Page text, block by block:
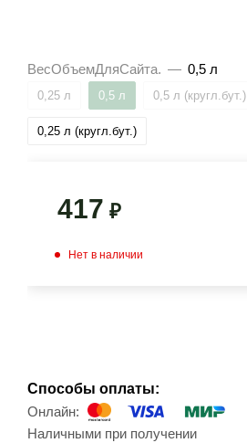
ВесОбъемДляСайта. — 0,5 л
0,25 л 0,5 л 0,5 л (кругл.бут.)
0,25 л (кругл.бут.)
417 ₽
Нет в наличии
Способы оплаты:
Онлайн:
Наличными при получении